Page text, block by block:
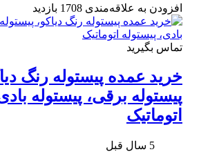
افزودن به علاقه‌مندی 1708 بازدید
تماس بگیرید
خرید عمده پیستوله رنگ
پیستوله برقی، پیستوله
اتوماتیک
5 سال قبل